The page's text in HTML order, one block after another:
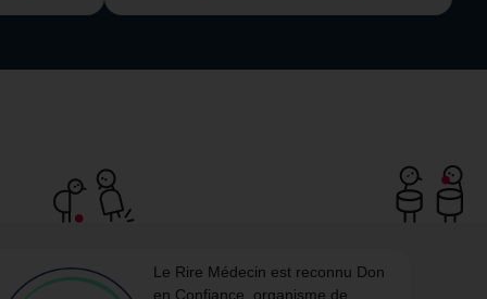
Le Rire Médecin est reconnu Don
en Confiance, organisme de